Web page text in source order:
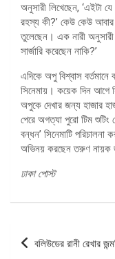
অনুসারী লিখেছেন, ‘এইটা
রহস্য কী?’ কেউ কেউ আবার
তুলেছেন। এক নারী
সার্জারি করেছেন নাকি?’
এদিকে অপু বিশ্বাস
সিনেমায়। কয়েক দিন আগে
অপুকে দেখার জন্য হাজার
পেরে অগত্যা পুরো টিম শুটিং
বন্ধন’ সিনেমাটি
অভিনয় করছেন তরুণ নায়ক
ঢাকা পোস্ট
পোস্ট
বলিউডের রানী রেখার